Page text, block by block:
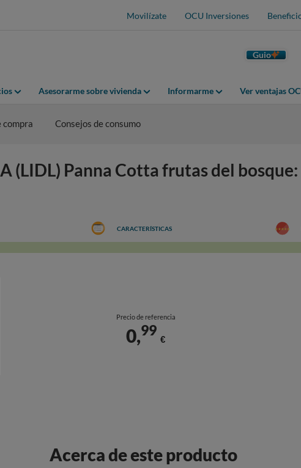
Movilízate OCU Inversiones
Guio
Asesorarme sobre vivienda Informarme Ver ventajas
compra Consejos de consumo
(LIDL) Panna Cotta frutas del
CARACTERÍSTICAS
Precio de referencia
0,99
€
Acerca de este producto